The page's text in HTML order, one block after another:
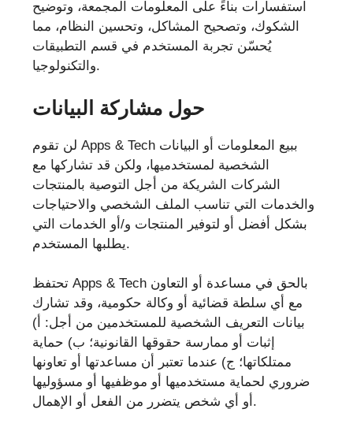
استفسارات بناءً على المعلومات المجمعة، وتوضيح
الشكوك، وتصحيح المشاكل، وتحسين النظام، مما
يُحسّن تجربة المستخدم في قسم التطبيقات
والتكنولوجيا.
حول مشاركة البيانات
لن تقوم Apps & Tech ببيع المعلومات أو البيانات
الشخصية لمستخدميها، ولكن قد تشاركها مع
الشركات الشريكة من أجل التوصية بالمنتجات
والخدمات التي تناسب الملف الشخصي والاحتياجات
بشكل أفضل أو لتوفير المنتجات و/أو الخدمات التي
يطلبها المستخدم.
تحتفظ Apps & Tech بالحق في مساعدة أو التعاون
مع أي سلطة قضائية أو وكالة حكومية، وقد تشارك
بيانات التعريف الشخصية للمستخدمين من أجل: أ)
إثبات أو ممارسة حقوقها القانونية؛ ب) حماية
ممتلكاتها؛ ج) عندما تعتبر أن مساعدتها أو تعاونها
ضروري لحماية مستخدميها أو موظفيها أو مسؤوليها
أو أي شخص يتضرر من الفعل أو الإهمال.